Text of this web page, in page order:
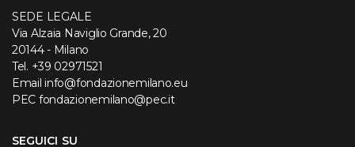
SEDE LEGALE
Via Alzaia Naviglio Grande, 20
20144 - Milano
Tel. +39 02971521
Email info@fondazionemilano.eu
PEC fondazionemilano@pec.it
SEGUICI SU